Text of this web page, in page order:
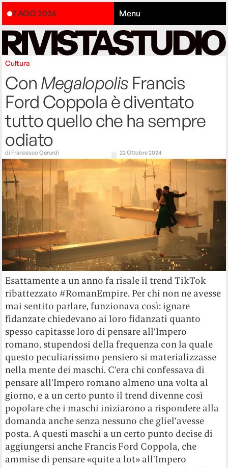
7 AGO 2026 Menu
Cultura
Con Megalopolis Francis
Ford Coppola è diventato
tutto quello che ha sempre
odiato
di Francesco Gerardi 22 Ottobre 2024
Esattamente a un anno fa risale il trend TikTok
ribattezzato #RomanEmpire. Per chi non ne avesse
mai sentito parlare, funzionava così: ignare
fidanzate chiedevano ai loro fidanzati quanto
spesso capitasse loro di pensare all’Impero
romano, stupendosi della frequenza con la quale
questo peculiarissimo pensiero si materializzasse
nella mente dei maschi. C’era chi confessava di
pensare all’Impero romano almeno una volta al
giorno, e a un certo punto il trend divenne così
popolare che i maschi iniziarono a rispondere alla
domanda anche senza nessuno che gliel’avesse
posta. A questi maschi a un certo punto decise di
aggiungersi anche Francis Ford Coppola, che
ammise di pensare «quite a lot» all’Impero